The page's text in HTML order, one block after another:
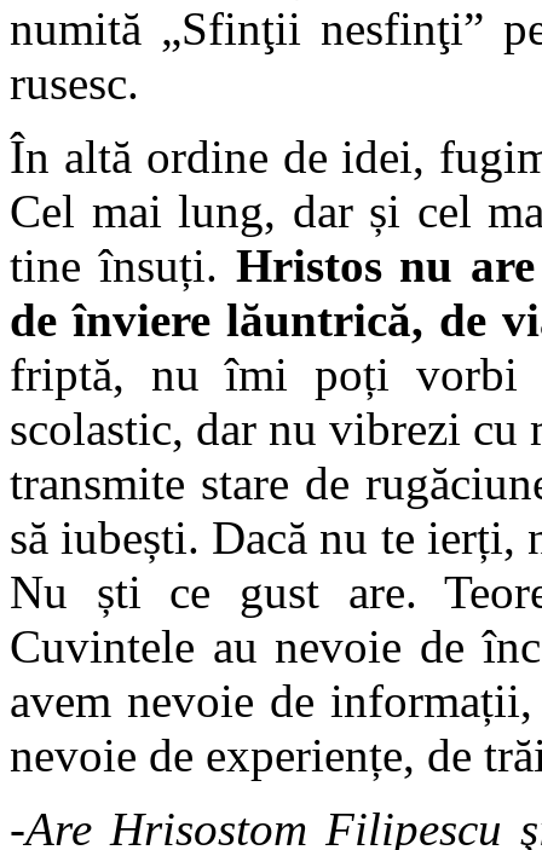
numită „Sfinţii nesfinţi”
rusesc.
În altă ordine de idei,
Cel mai lung, dar și cel
tine însuți. Hristos nu
de înviere lăuntrică, de
friptă, nu îmi poți vorbi
scolastic, dar nu vibrezi
transmite stare de
să iubești. Dacă nu te
Nu ști ce gust are.
Cuvintele au nevoie de
avem nevoie de informații,
nevoie de experiențe, de
-Are Hrisostom Filipescu